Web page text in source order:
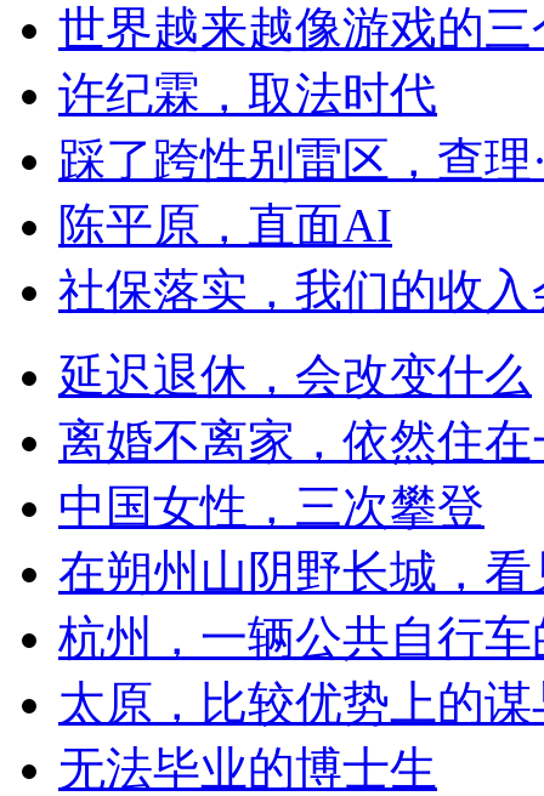
世界越来越像游戏的
许纪霖，取法时代
踩了跨性别雷区，查理
陈平原，直面AI
社保落实，我们的收
延迟退休，会改变什么
离婚不离家，依然住
中国女性，三次攀登
在朔州山阴野长城，
杭州，一辆公共自行
太原，比较优势上的谋
无法毕业的博士生